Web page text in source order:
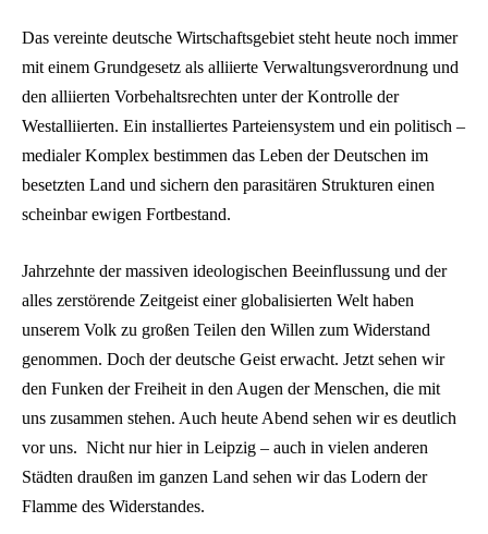
Das vereinte deutsche Wirtschaftsgebiet steht heute noch immer
mit einem Grundgesetz als alliierte Verwaltungsverordnung und
den alliierten Vorbehaltsrechten unter der Kontrolle der
Westalliierten. Ein installiertes Parteiensystem und ein politisch –
medialer Komplex bestimmen das Leben der Deutschen im
besetzten Land und sichern den parasitären Strukturen einen
scheinbar ewigen Fortbestand.
Jahrzehnte der massiven ideologischen Beeinflussung und der
alles zerstörende Zeitgeist einer globalisierten Welt haben
unserem Volk zu großen Teilen den Willen zum Widerstand
genommen. Doch der deutsche Geist erwacht. Jetzt sehen wir
den Funken der Freiheit in den Augen der Menschen, die mit
uns zusammen stehen. Auch heute Abend sehen wir es deutlich
vor uns. Nicht nur hier in Leipzig – auch in vielen anderen
Städten draußen im ganzen Land sehen wir das Lodern der
Flamme des Widerstandes.